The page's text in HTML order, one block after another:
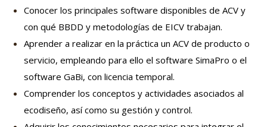
Conocer los principales software disponibles de ACV y
con qué BBDD y metodologías de EICV trabajan.
Aprender a realizar en la práctica un ACV de producto o
servicio, empleando para ello el software SimaPro o el
software GaBi, con licencia temporal.
Comprender los conceptos y actividades asociados al
ecodiseño, así como su gestión y control.